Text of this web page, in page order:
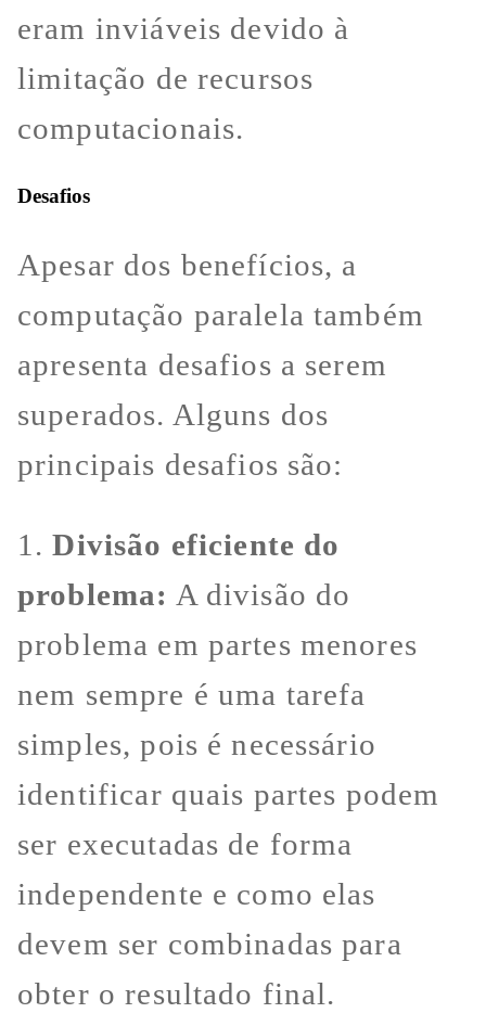
eram inviáveis devido à
limitação de recursos
computacionais.
Desafios
Apesar dos benefícios, a
computação paralela também
apresenta desafios a serem
superados. Alguns dos
principais desafios são:
1.Divisão eficiente do
problema: A divisão do
problema em partes menores
nem sempre é uma tarefa
simples, pois é necessário
identificar quais partes podem
ser executadas de forma
independente e como elas
devem ser combinadas para
obter o resultado final.